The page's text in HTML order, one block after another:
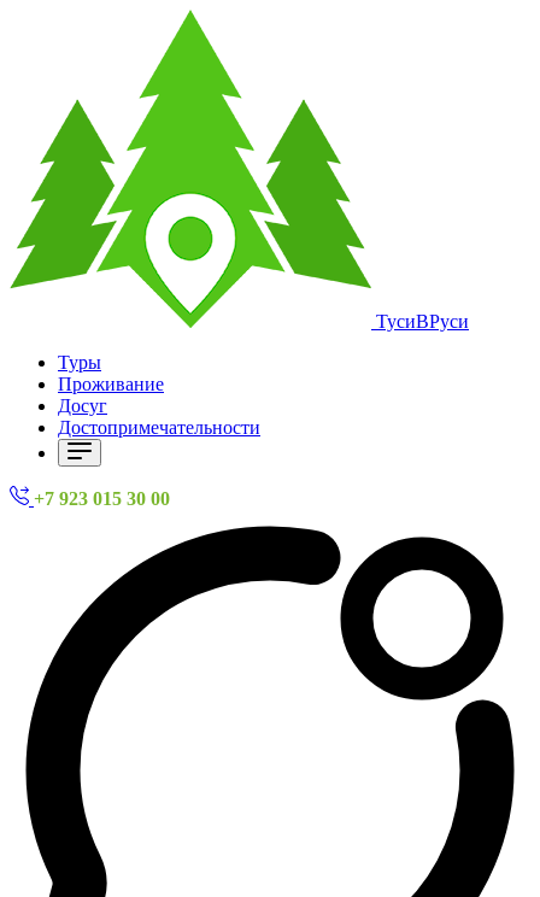
ТусиВРуси
Туры
Проживание
Досуг
Достопримечательности
+7 923 015 30 00